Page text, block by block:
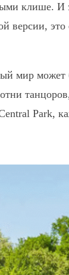
клише.
мир
Park,